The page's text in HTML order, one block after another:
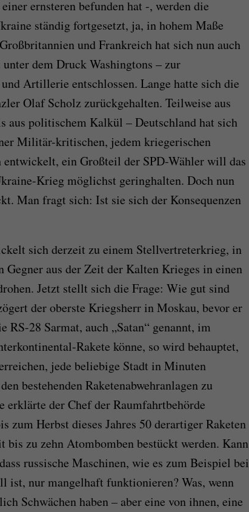
ernsteren befunden hat -, werden die
ständig fortgesetzt, ja, in hohem Maße
und Frankreich hat sich nun auch
dem Druck Washingtons – zur
Artillerie entschlossen. Lange hatte sich die
Olaf Scholz zurückgehalten. Teilweise aus
aus politischem Kalkül – Deutschland hat sich
Militär-kritischen, jedem kriegerischen
entwickelt, ein Großteil der SPD-Wähler will das
Krieg möglichst geringhalten. Doch nun
Man fragt sich: Ist sie sich der Konsequenzen
sich derzeit zu einem Stellvertreterkrieg, in
Gegner aus der Zeit der Kalten Krieges in einen
Jetzt stellt sich die Frage: Wie gut sind
der oberste Kriegsherr in Moskau, bevor er
RS-28 Sarmat, auch „Satan“ genannt, im
Rakete könne, so wird behauptet,
jede beliebige Stadt in Minuten
bestehenden Raketenabwehranlagen zu
erklärte der Chef der Raumfahrtbehörde
zum Herbst dieses Jahres 50 derartiger Raketen
zu zehn Atombomben bestückt werden. Kann
russische Maschinen, wie es zum Beispiel bei
ist, nur mangelhaft funktionieren? Was, wenn
Schwächen haben – aber eine von ihnen, eine